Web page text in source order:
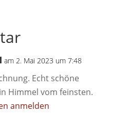
am 2. Mai 2023 um 7:48
Echt schöne
Himmel vom feinsten.
anmelden